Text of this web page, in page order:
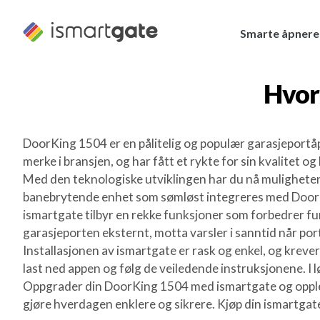
innhold
Smarte åpnere
DoorKing 1504 er en pålitelig og populær
merke i bransjen, og har fått et rykte for sin kvalitet
Med den teknologiske utviklingen har du nå
banebrytende enhet som sømløst integreres med
ismartgate tilbyr en rekke funksjoner som forbedrer
garasjeporten eksternt, motta varsler i sanntid når
Installasjonen av ismartgate er rask og enkel, og
last ned appen og følg de veiledende instruksjonene.
Oppgrader din DoorKing 1504 med ismartgate og
gjøre hverdagen enklere og sikrere. Kjøp din